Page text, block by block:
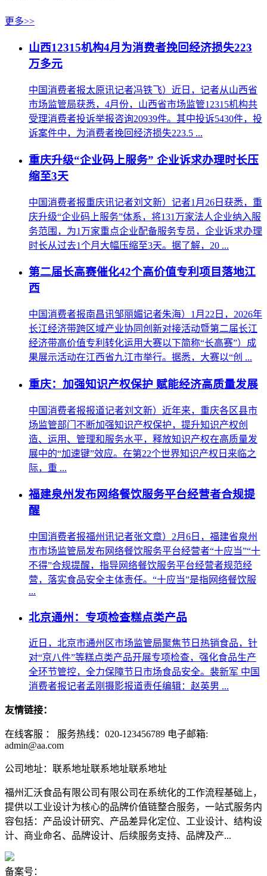
更多>>
山西12315机构4月为消费者挽回经济损失223
万多元
中国消费者报太原讯记者冯铁飞）近日，记者从山西省
市场监管局获悉，4月份，山西省市场监管12315机构共
受理消费者投诉举报咨询20939件。其中投诉5430件，投
诉案件中，为消费者挽回经济损失223.5 ...
重庆升级“企业码上服务” 企业诉求办理时长压
缩至3天
中国消费者报重庆讯记者刘文新）记者1月26日获悉，重
庆升级“企业码上服务”体系，将131万家法人企业纳入服
务范围，为1万家重点企业配备服务专员，企业诉求办理
时长从过去1个月大幅压缩至3天。据了解，20 ...
第二届长高赛催化42个高价值专利项目落地江
西
中国消费者报南昌讯邹丽媚记者朱海）1月22日，2026年
长江经济带跨区域产业协同创新对接活动暨第二届长江
经济带高价值专利转化运用大赛以下简称“长高赛”）成
果展示活动在江西省九江市举行。据悉，大赛以“创 ...
重庆：加强知识产权保护 赋能经济高质量发展
中国消费者报报道记者刘文新）近年来，重庆各区县市
场监管部门不断加强知识产权保护，提升知识产权创
造、运用、管理和服务水平，释放知识产权在高质量发
展中的“加速键”效应。在第22个世界知识产权日来临之
际，重 ...
福建泉州发布网络餐饮服务平台经营者合规提
醒
中国消费者报福州讯记者张文章）2月6日，福建省泉州
市市场监管局发布网络餐饮服务平台经营者“十应当”“十
不得”合规提醒，指导网络餐饮服务平台经营者规范经
营，落实食品安全主体责任。“十应当”是指网络餐饮服
...
北京通州：专项检查糕点类产品
近日，北京市通州区市场监管局聚焦节日热销食品，针
对“京八件”等糕点类产品开展专项检查，强化食品生产
全环节管控，全力保障节日市场食品安全。裴新军 中国
消费者报记者孟刚摄影报道责任编辑：赵英男 ...
友情链接：
在线客服 ：
服务热线：020-123456789 电子邮箱:
admin@aa.com
公司地址：联系地址联系地址联系地址
福州汇沃食品有限公司有限公司在系统化的工作流程基础上，
提供以工业设计为核心的品牌价值链整合服务，一站式服务内
容包括：产品设计研究、产品差异化定位、工业设计、结构设
计、商业命名、品牌设计、后续服务支持、品牌及产...
备案号：